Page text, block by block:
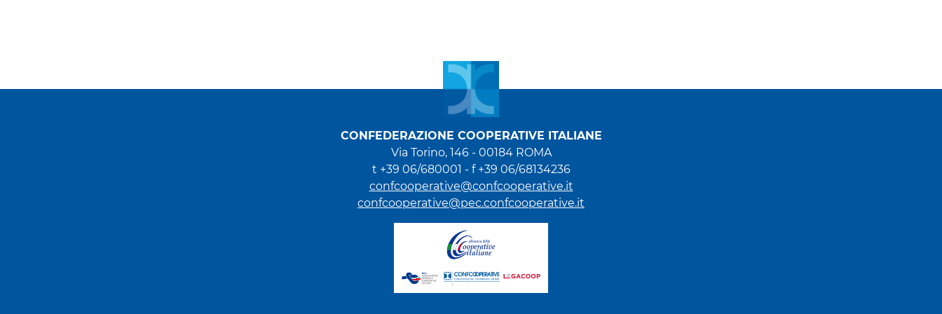
CONFEDERAZIONE COOPERATIVE ITALIANE
Via Torino, 146 - 00184 ROMA
t +39 06/680001 - f +39 06/68134236
confcooperative@confcooperative.it
confcooperative@pec.confcooperative.it